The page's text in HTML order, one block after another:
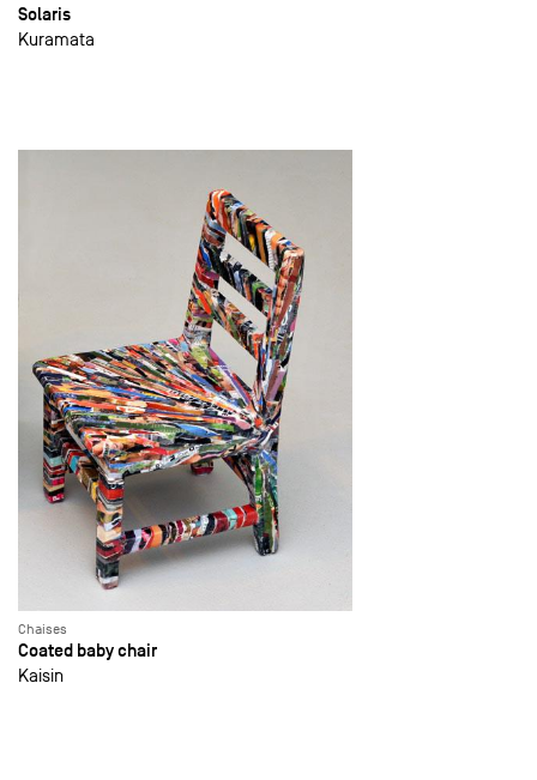
Solaris
Kuramata
Chaises
Coated baby chair
Kaisin